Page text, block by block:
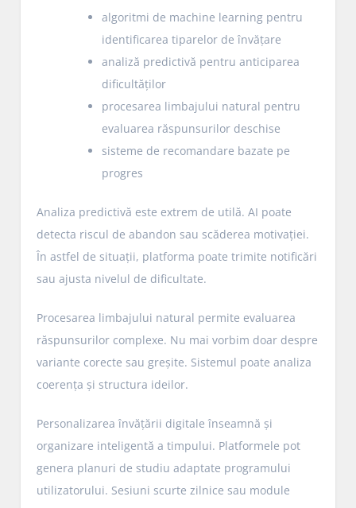
algoritmi de machine learning pentru
identificarea tiparelor de învățare
analiză predictivă pentru anticiparea
dificultăților
procesarea limbajului natural pentru
evaluarea răspunsurilor deschise
sisteme de recomandare bazate pe
progres
Analiza predictivă este extrem de utilă. AI poate
detecta riscul de abandon sau scăderea motivației.
În astfel de situații, platforma poate trimite notificări
sau ajusta nivelul de dificultate.
Procesarea limbajului natural permite evaluarea
răspunsurilor complexe. Nu mai vorbim doar despre
variante corecte sau greșite. Sistemul poate analiza
coerența și structura ideilor.
Personalizarea învățării digitale înseamnă și
organizare inteligentă a timpului. Platformele pot
genera planuri de studiu adaptate programului
utilizatorului. Sesiuni scurte zilnice sau module